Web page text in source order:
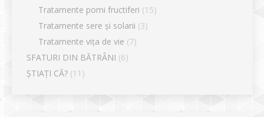
Tratamente pomi fructiferi (15)
Tratamente sere și solarii (3)
Tratamente vița de vie (7)
SFATURI DIN BĂTRÂNI (6)
ȘTIAȚI CĂ? (11)